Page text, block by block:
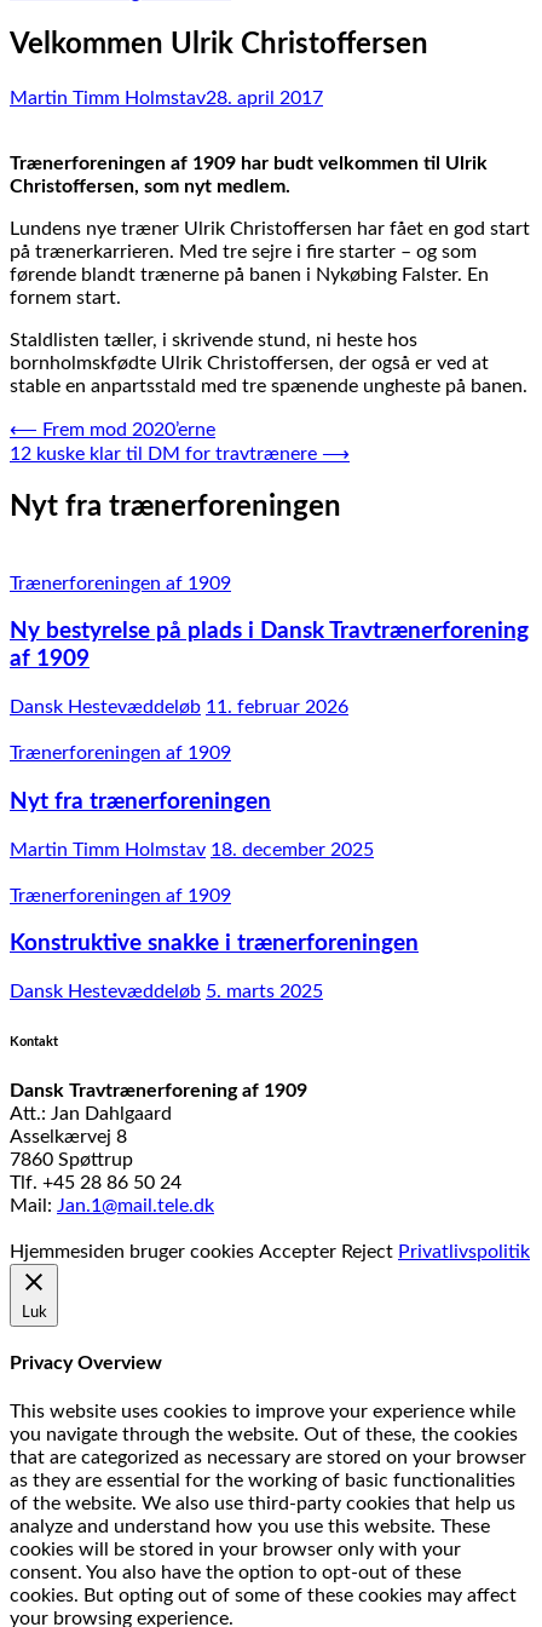
Velkommen Ulrik Christoffersen
Martin Timm Holmstav28. april 2017
Trænerforeningen af 1909 har budt velkommen til Ulrik
Christoffersen, som nyt medlem.
Lundens nye træner Ulrik Christoffersen har fået en god start
på trænerkarrieren. Med tre sejre i fire starter – og som
førende blandt trænerne på banen i Nykøbing Falster. En
fornem start.
Staldlisten tæller, i skrivende stund, ni heste hos
bornholmskfødte Ulrik Christoffersen, der også er ved at
stable en anpartsstald med tre spænende ungheste på banen.
Indlægsnavigation
⟵ Frem mod 2020’erne
12 kuske klar til DM for travtrænere ⟶
Nyt fra trænerforeningen
Trænerforeningen af 1909
Ny bestyrelse på plads i Dansk Travtrænerforening
af 1909
Dansk Hestevæddeløb 11. februar 2026
Trænerforeningen af 1909
Nyt fra trænerforeningen
Martin Timm Holmstav 18. december 2025
Trænerforeningen af 1909
Konstruktive snakke i trænerforeningen
Dansk Hestevæddeløb 5. marts 2025
Kontakt
Dansk Travtrænerforening af 1909
Att.: Jan Dahlgaard
Asselkærvej 8
7860 Spøttrup
Tlf. +45 28 86 50 24
Mail: Jan.1@mail.tele.dk
Hjemmesiden bruger cookies Accepter Reject Privatlivspolitik
Luk
Privacy Overview
This website uses cookies to improve your experience while
you navigate through the website. Out of these, the cookies
that are categorized as necessary are stored on your browser
as they are essential for the working of basic functionalities
of the website. We also use third-party cookies that help us
analyze and understand how you use this website. These
cookies will be stored in your browser only with your
consent. You also have the option to opt-out of these
cookies. But opting out of some of these cookies may affect
your browsing experience.